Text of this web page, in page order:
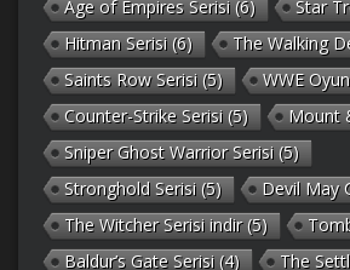
Age of Empires Serisi (6) Star
Hitman Serisi (6) The Walking
Saints Row Serisi (5) WWE
Counter-Strike Serisi (5) Mount
Sniper Ghost Warrior Serisi (5)
Stronghold Serisi (5) Devil May
The Witcher Serisi indir(5)
Baldur’s Gate Serisi (4) The